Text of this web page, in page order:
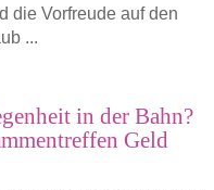
die Vorfreude auf den
...
in der Bahn?
Geld